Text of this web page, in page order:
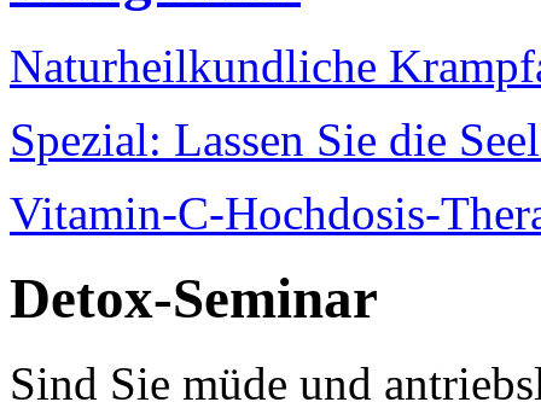
Naturheilkundliche
Spezial: Lassen Sie die
Vitamin-C-Hochdosis-
Detox-Seminar
Sind Sie müde und